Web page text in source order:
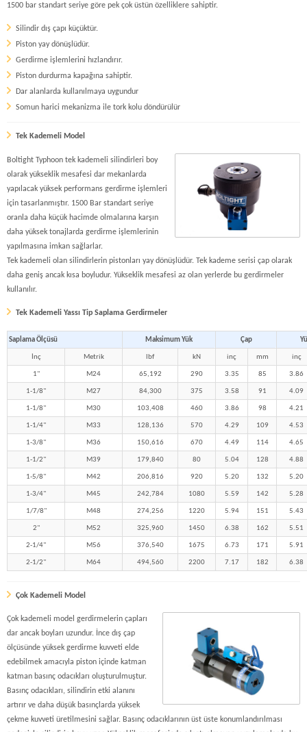
1500 bar standart seriye göre pek çok üstün özelliklere sahiptir.
Silindir dış çapı küçüktür.
Piston yay dönüşlüdür.
Gerdirme işlemlerini hızlandırır.
Piston durdurma kapağına sahiptir.
Dar alanlarda kullanılmaya uygundur
Somun harici mekanizma ile tork kolu döndürülür
Tek Kademeli Model
Boltight Typhoon tek kademeli silindirleri boy
olarak yükseklik mesafesi dar mekanlarda
yapılacak yüksek performans gerdirme işlemleri
için tasarlanmıştır. 1500 Bar standart seriye
oranla daha küçük hacimde olmalarına karşın
daha yüksek tonajlarda gerdirme işlemlerinin
yapılmasına imkan sağlarlar.
Tek kademeli olan silindirlerin pistonları yay dönüşlüdür. Tek kademe serisi çap olarak
daha geniş ancak kısa boyludur. Yükseklik mesafesi az olan yerlerde bu gerdirmeler
kullanılır.
Tek Kademeli Yassı Tip Saplama Gerdirmeler
Saplama Ölçüsü Maksimum Yük Çap
İnç Metrik lbf kN inç mm inç
1" M24 65,192 290 3.35 85 3.86
1-1/8" M27 84,300 375 3.58 91 4.09
1-1/8" M30 103,408 460 3.86 98 4.21
1-1/4" M33 128,136 570 4.29 109 4.53
1-3/8" M36 150,616 670 4.49 114 4.65
1-1/2" M39 179,840 80 5.04 128 4.88
1-5/8" M42 206,816 920 5.20 132 5.20
1-3/4" M45 242,784 1080 5.59 142 5.28
1/7/8" M48 274,256 1220 5.94 151 5.43
2" M52 325,960 1450 6.38 162 5.51
2-1/4" M56 376,540 1675 6.73 171 5.91
2-1/2" M64 494,560 2200 7.17 182 6.38
Çok Kademeli Model
Çok kademeli model gerdirmelerin çapları
dar ancak boyları uzundur. İnce dış çap
ölçüsünde yüksek gerdirme kuvveti elde
edebilmek amacıyla piston içinde katman
katman basınç odacıkları oluşturulmuştur.
Basınç odacıkları, silindirin etki alanını
artırır ve daha düşük basınçlarda yüksek
çekme kuvveti üretilmesini sağlar. Basınç odacıklarının üst üste konumlandırılması